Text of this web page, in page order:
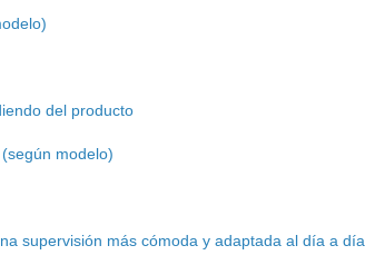
del producto
modelo)
supervisión más cómoda y adaptada al día a día.